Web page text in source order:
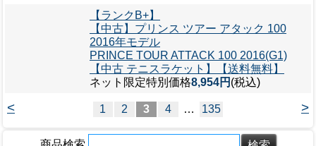
【ランクB+】
【中古】プリンス ツアー アタック 100
2016年モデル
PRINCE TOUR ATTACK 100 2016(G1)
【中古 テニスラケット】【送料無料】
ネット限定特別価格8,954円 (税込)
< >
1 2 3 4 … 135